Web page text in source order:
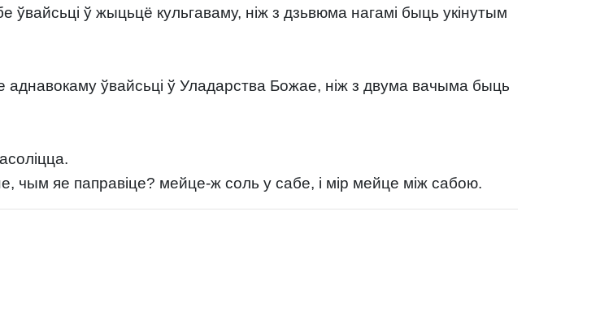
ўвайсьці ў жыцьцё кульгаваму, ніж з дзьвюма нагамі быць укінутым
аднавокаму ўвайсьці ў Уладарства Божае, ніж з двума вачыма быць
чым яе паправіце? мейце-ж соль у сабе, і мір мейце між сабою.